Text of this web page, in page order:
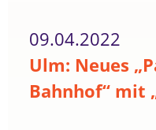
09.04.2022
Ulm: Neues
Bahnhof“ mit